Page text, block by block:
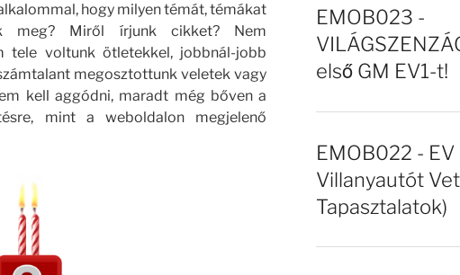
hogy milyen témát, témákat
meg? Miről írjunk cikket? Nem
tele voltunk ötletekkel, jobbnál-jobb
megosztottunk veletek vagy
kell aggódni, maradt még bőven a
mint a weboldalon megjelenő
EMOB023 -
első GM EV1-t!
EMOB022 -
Villanyautót
Tapasztalatok)